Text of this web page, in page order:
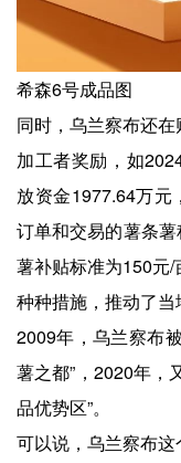
希森6号成品图
同时，乌兰察布还
加工者奖励，如
放资金1977.64万
订单和交易的薯条
薯补贴标准为150元/
种种措施，推动了当
2009年，乌兰察布
薯之都”，2020年，
品优势区”。
可以说，乌兰察布这